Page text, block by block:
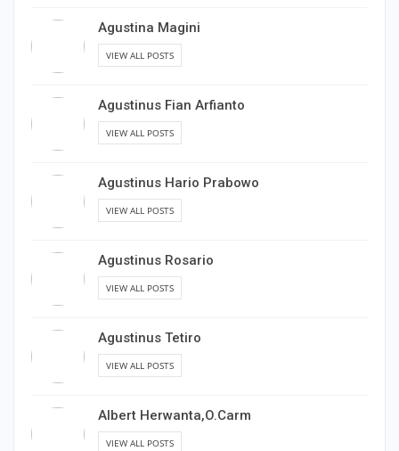
Agustina Magini
VIEW ALL POSTS
Agustinus Fian Arfianto
VIEW ALL POSTS
Agustinus Hario Prabowo
VIEW ALL POSTS
Agustinus Rosario
VIEW ALL POSTS
Agustinus Tetiro
VIEW ALL POSTS
Albert Herwanta,O.Carm
VIEW ALL POSTS